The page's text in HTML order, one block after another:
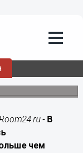
получить
своих
- В
чем